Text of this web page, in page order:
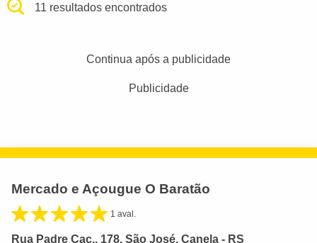
11 resultados encontrados
Continua após a publicidade
Publicidade
Mercado e Açougue O Baratão
1 aval.
Rua Padre Cac., 178, São José, Canela - RS